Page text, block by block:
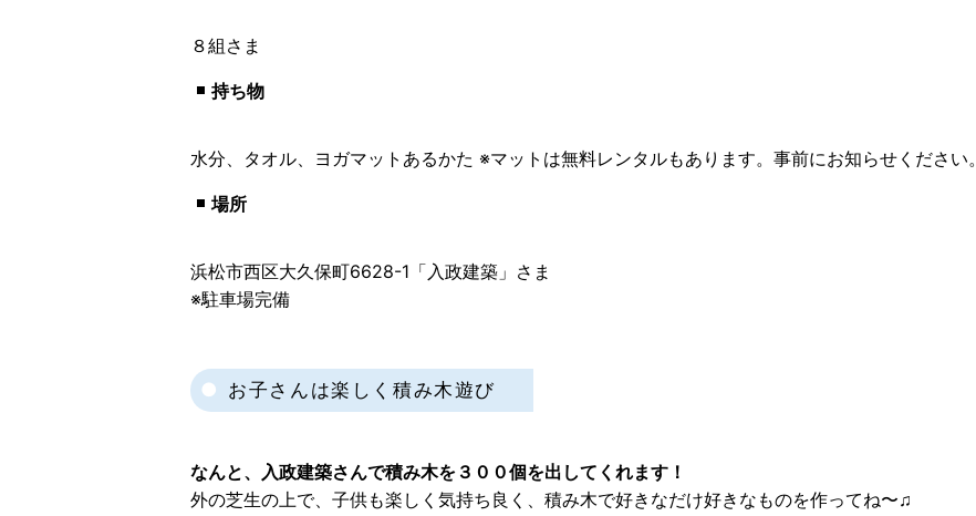
８組さま
持ち物
水分、タオル、ヨガマットあるかた ※マットは無料レンタルもあります。事前にお知らせください。
場所
浜松市西区大久保町6628-1「入政建築」さま
※駐車場完備
お子さんは楽しく積み木遊び
なんと、入政建築さんで積み木を３００個を出してくれます！
外の芝生の上で、子供も楽しく気持ち良く、積み木で好きなだけ好きなものを作ってね〜♫